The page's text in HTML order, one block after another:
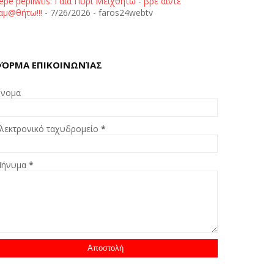
- 7/26/2026 - faros24webtv
ΕΠΙΚΟΙΝΩΝΊΑΣ
ταχυδρομείο*
*